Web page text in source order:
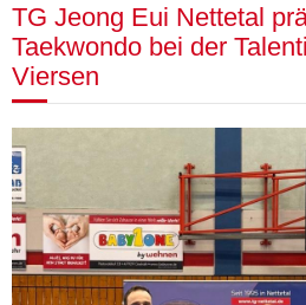
TG Jeong Eui Nettetal
Taekwondo bei der
Viersen